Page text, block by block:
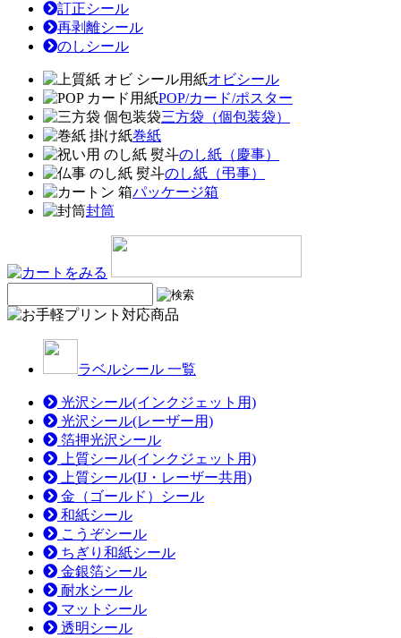
訂正シール
再剥離シール
のしシール
オビシール
POP/カード/ポスター
三方袋（個包装袋）
巻紙
のし紙（慶事）
のし紙（弔事）
パッケージ箱
封筒
ラベルシール 一覧
光沢シール(インクジェット用)
光沢シール(レーザー用)
箔押光沢シール
上質シール(インクジェット用)
上質シール(IJ・レーザー共用)
金（ゴールド）シール
和紙シール
こうぞシール
ちぎり和紙シール
金銀箔シール
耐水シール
マットシール
透明シール